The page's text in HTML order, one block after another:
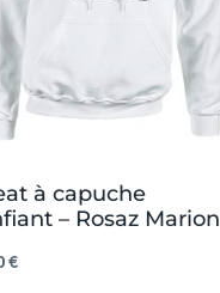
à capuche
– Rosaz Marion
€